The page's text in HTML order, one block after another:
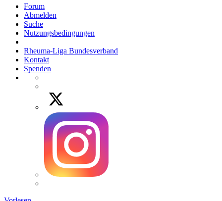
Forum
Abmelden
Suche
Nutzungsbedingungen
Rheuma-Liga Bundesverband
Kontakt
Spenden